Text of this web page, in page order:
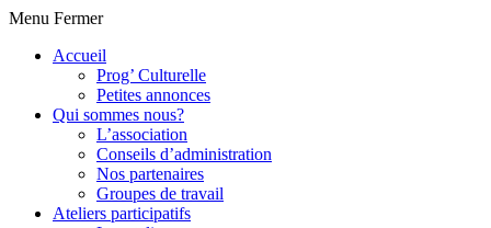
Menu Fermer
Accueil
Prog’ Culturelle
Petites annonces
Qui sommes nous?
L’association
Conseils d’administration
Nos partenaires
Groupes de travail
Ateliers participatifs